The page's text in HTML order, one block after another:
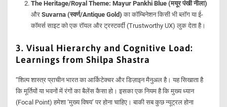
The Heritage/Royal Theme: Mayur Pankhi Blue (मयूर पंखी नीला)
और Suvarna (स्वर्ण/Antique Gold) का कॉम्बिनेशन किसी भी ब्लॉग या ई-
कॉमर्स साइट को एक रॉयल और ट्रस्टवर्दी (Trustworthy UX) लुक देता है।
3. Visual Hierarchy and Cognitive Load:
Learnings from Shilpa Shastra
“शिल्प शास्त्र प्राचीन भारत का आर्किटेक्चर और डिज़ाइन मैनुअल है। यह सिखाता है
कि मूर्तियों या भवनों में रंगों का बैलेंस कैसा हो। इसका एक नियम है कि मुख्य ध्यान
(Focal Point) हमेशा ‘मुख्य विषय’ पर होना चाहिए। बाकी सब कुछ न्यूट्रल होना